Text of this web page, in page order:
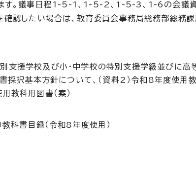
す。議事日程1-5-1、1-5-2、1-5-3、1-6の会議
確認したい場合は、教育委員会事務局総務部総務
支援学校及び小・中学校の特別支援学級並びに高
採択基本方針について、（資料2）令和8年度使用
教科用図書（案）
教科書目録（令和8年度使用）